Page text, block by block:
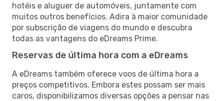
hotéis e aluguer de automóveis, juntamente com
muitos outros benefícios. Adira à maior comunidade
por subscrição de viagens do mundo e descubra
todas as vantagens do eDreams Prime.
Reservas de última hora com a eDreams
A eDreams também oferece voos de última hora a
preços competitivos. Embora estes possam ser mais
caros, disponibilizamos diversas opções a pensar nas